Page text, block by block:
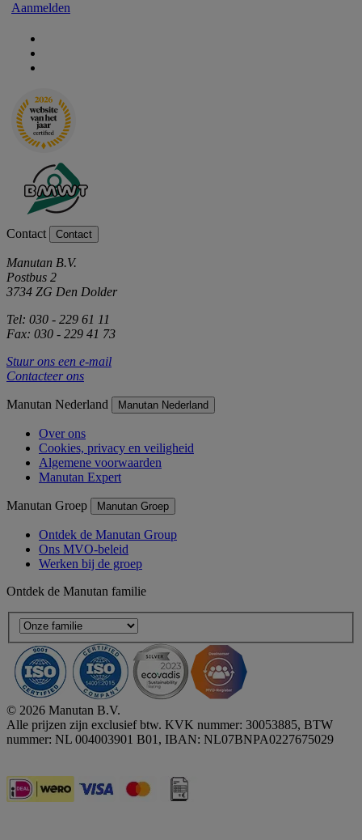
Aanmelden
Contact Contact
Manutan B.V.
Postbus 2
3734 ZG Den Dolder
Tel: 030 - 229 61 11
Fax: 030 - 229 41 73
Stuur ons een e-mail
Contacteer ons
Manutan Nederland Manutan Nederland
Over ons
Cookies, privacy en veiligheid
Algemene voorwaarden
Manutan Expert
Manutan Groep Manutan Groep
Ontdek de Manutan Group
Ons MVO-beleid
Werken bij de groep
Ontdek de Manutan familie
© 2026 Manutan B.V.
Alle prijzen zijn exclusief btw. KVK nummer: 30053885, BTW
nummer: NL 004003901 B01, IBAN: NL07BNPA0227675029